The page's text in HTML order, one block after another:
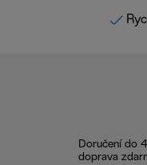
Doručení do
doprava